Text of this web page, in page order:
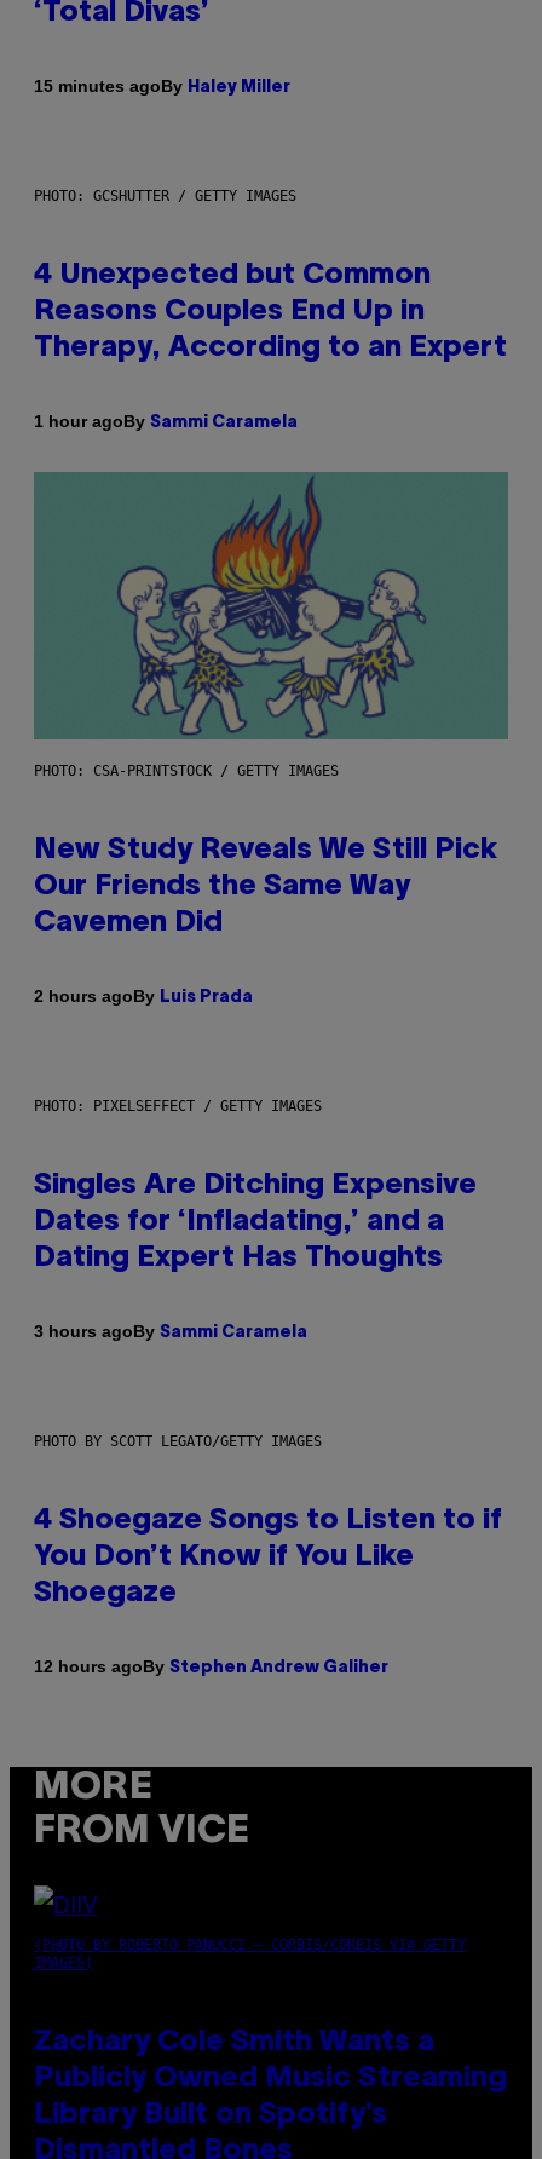
‘Total Divas’
15 minutes agoBy Haley Miller
PHOTO: GCSHUTTER / GETTY IMAGES
4 Unexpected but Common
Reasons Couples End Up in
Therapy, According to an Expert
1 hour agoBy Sammi Caramela
PHOTO: CSA-PRINTSTOCK / GETTY IMAGES
New Study Reveals We Still Pick
Our Friends the Same Way
Cavemen Did
2 hours agoBy Luis Prada
PHOTO: PIXELSEFFECT / GETTY IMAGES
Singles Are Ditching Expensive
Dates for ‘Infladating,’ and a
Dating Expert Has Thoughts
3 hours agoBy Sammi Caramela
PHOTO BY SCOTT LEGATO/GETTY IMAGES
4 Shoegaze Songs to Listen to if
You Don’t Know if You Like
Shoegaze
12 hours agoBy Stephen Andrew Galiher
MORE
FROM VICE
(PHOTO BY ROBERTO PANUCCI – CORBIS/CORBIS VIA GETTY
IMAGES)
Zachary Cole Smith Wants a
Publicly Owned Music Streaming
Library Built on Spotify’s
Dismantled Bones